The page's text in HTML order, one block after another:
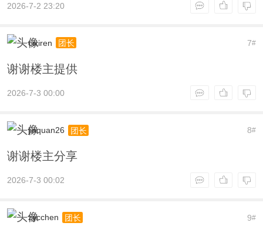
2026-7-2 23:20
7#
cixiren 团长
谢谢楼主提供
2026-7-3 00:00
8#
jinquan26 团长
谢谢楼主分享
2026-7-3 00:02
9#
zycchen 团长